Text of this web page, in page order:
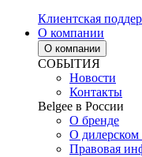
Клиентская
О компании
О компании
СОБЫТИЯ
Новости
Контакты
Belgee в России
О бренде
О дилерском
Правовая